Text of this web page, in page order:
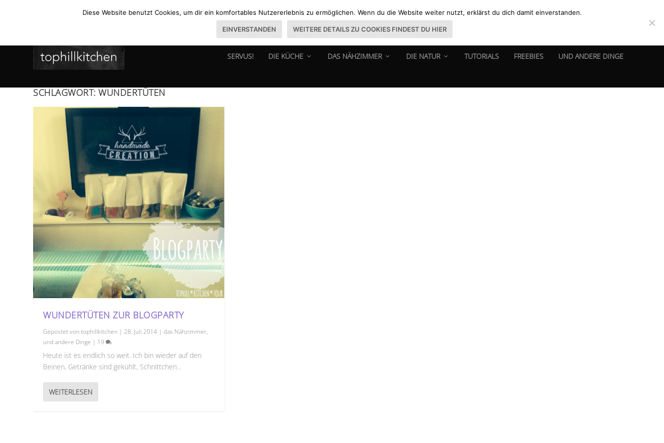
SERVUS! DIE KÜCHE DAS NÄHZIMMER DIE NATUR TUTORIALS FREEBIES UND ANDERE DINGE
SCHLAGWORT:WUNDERTÜTEN
WUNDERTÜTEN ZUR BLOGPARTY
Gepostet vontophillkitchen |28. Juli 2014 |das Nähzimmer,
und andere Dinge | 19
Heute ist es endlich so weit. Ich bin wieder auf den
Beinen, Getränke sind gekühlt, Schnittchen...
WEITERLESEN
Diese Website benutzt Cookies, um dir ein komfortables Nutzererlebnis zu ermöglichen. Wenn du die Website weiter nutzt, erklärst du dich damit einverstanden.
EINVERSTANDEN WEITERE DETAILS ZU COOKIES FINDEST DU HIER